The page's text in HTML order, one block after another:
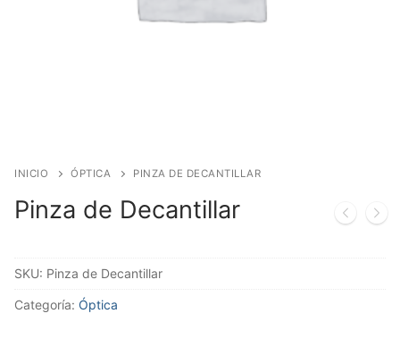
INICIO ÓPTICA PINZA DE DECANTILLAR
Pinza de Decantillar
SKU: Pinza de Decantillar
Categoría: Óptica